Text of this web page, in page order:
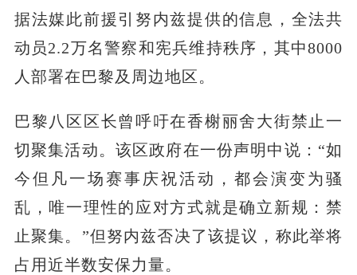
据法媒此前援引努内兹提供的信息，全法共
动员2.2万名警察和宪兵维持秩序，其中8000
人部署在巴黎及周边地区。
巴黎八区区长曾呼吁在香榭丽舍大街禁止一
切聚集活动。该区政府在一份声明中说：“如
今但凡一场赛事庆祝活动，都会演变为骚
乱，唯一理性的应对方式就是确立新规：禁
止聚集。”但努内兹否决了该提议，称此举将
占用近半数安保力量。